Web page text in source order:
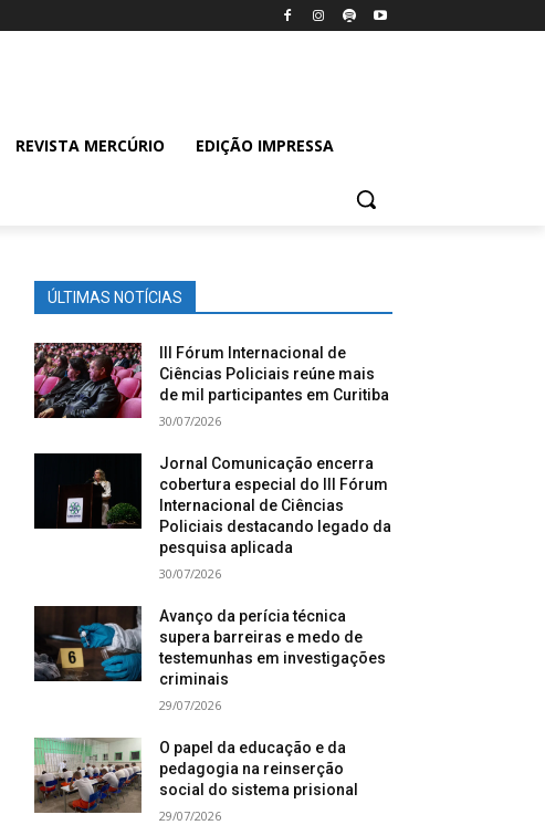
REVISTA MERCÚRIO EDIÇÃO IMPRESSA
ÚLTIMAS NOTÍCIAS
III Fórum Internacional de
Ciências Policiais reúne mais
de mil participantes em Curitiba
30/07/2026
Jornal Comunicação encerra
cobertura especial do III Fórum
Internacional de Ciências
Policiais destacando legado da
pesquisa aplicada
30/07/2026
Avanço da perícia técnica
supera barreiras e medo de
testemunhas em investigações
criminais
29/07/2026
O papel da educação e da
pedagogia na reinserção
social do sistema prisional
29/07/2026